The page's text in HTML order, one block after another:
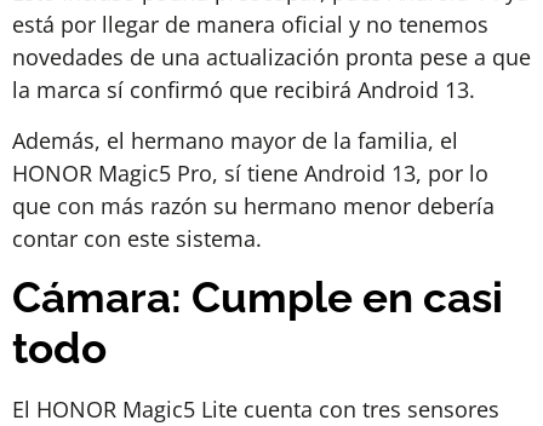
está por llegar de manera oficial y no tenemos
novedades de una actualización pronta pese a que
la marca sí confirmó que recibirá Android 13.
Además, el hermano mayor de la familia, el
HONOR Magic5 Pro, sí tiene Android 13, por lo
que con más razón su hermano menor debería
contar con este sistema.
Cámara: Cumple en casi
todo
El HONOR Magic5 Lite cuenta con tres sensores